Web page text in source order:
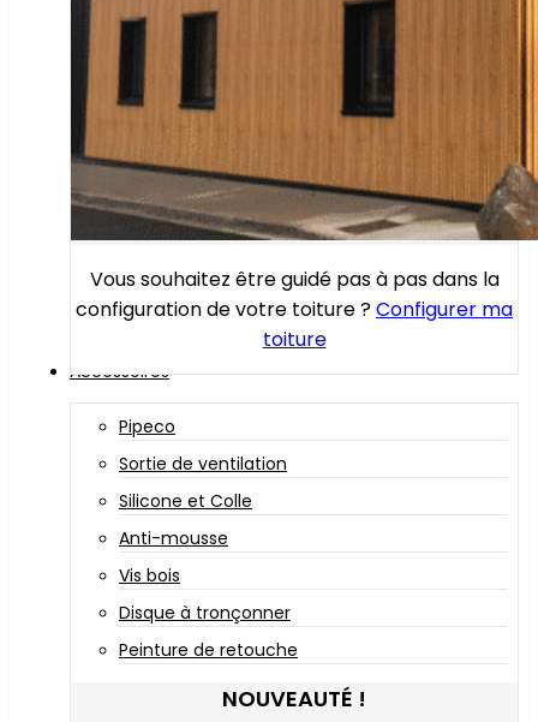
Vous souhaitez être guidé pas à pas dans la
configuration de votre toiture ?Configurer ma
toiture
Accessoires
Pipeco
Sortie de ventilation
Silicone et Colle
Anti-mousse
Vis bois
Disque à tronçonner
Peinture de retouche
NOUVEAUTÉ !